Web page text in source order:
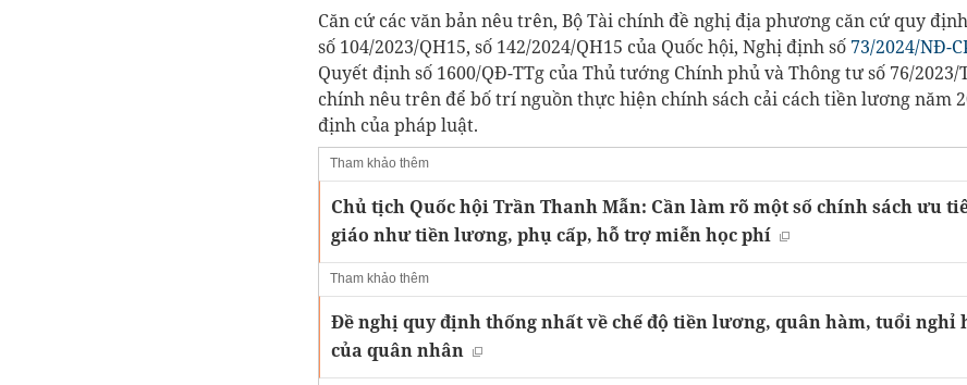
Căn cứ các văn bản nêu trên, Bộ Tài chính đề nghị địa phương căn cứ quy
số 104/2023/QH15, số 142/2024/QH15 của Quốc hội, Nghị định số 73/2024/NĐ-
Quyết định số 1600/QĐ-TTg của Thủ tướng Chính phủ và Thông tư số 76/2023/
chính nêu trên để bố trí nguồn thực hiện chính sách cải cách tiền lương năm
định của pháp luật.
Tham khảo thêm
Chủ tịch Quốc hội Trần Thanh Mẫn: Cần làm rõ một số chính sách ưu
giáo như tiền lương, phụ cấp, hỗ trợ miễn học phí
Tham khảo thêm
Đề nghị quy định thống nhất về chế độ tiền lương, quân hàm, tuổi nghỉ
của quân nhân